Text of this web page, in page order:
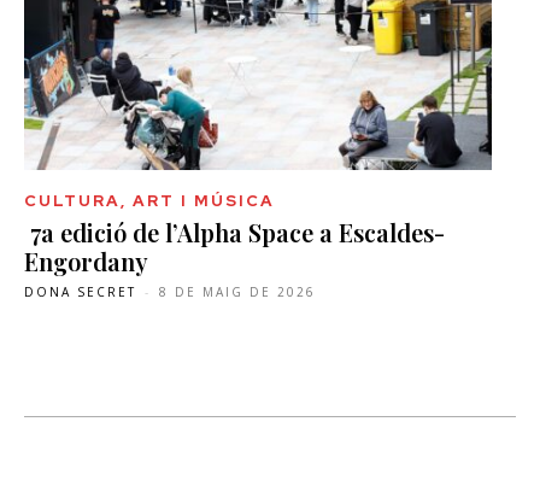
CULTURA, ART I MÚSICA
7a edició de l’Alpha Space a Escaldes-
Engordany
DONA SECRET - 8 DE MAIG DE 2026